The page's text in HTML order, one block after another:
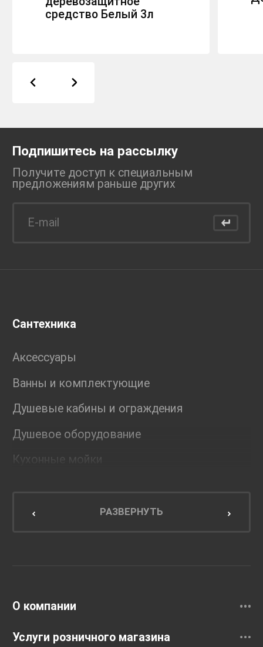
средство Белый 3л
Подпишитесь на рассылку
Получите доступ к специальным
предложениям раньше других
Сантехника
Аксессуары
Ванны и комплектующие
Душевые кабины и ограждения
Душевое оборудование
Кухонные мойки
Мебель для кухниРАЗВЕРНУТЬ
О компании
Услуги розничного магазина